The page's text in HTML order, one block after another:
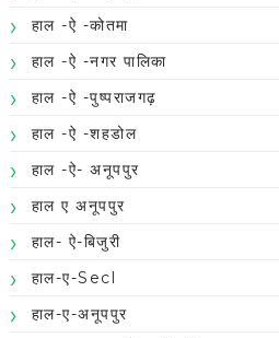
हाल -ऐ -कोतमा
हाल -ऐ -नगर पालिका
हाल -ऐ -पुष्पराजगढ़
हाल -ऐ -शहडोल
हाल -ऐ- अनूपपुर
हाल ए अनूपपुर
हाल- ऐ-बिजुरी
हाल-ए-Secl
हाल-ए-अनूपपुर